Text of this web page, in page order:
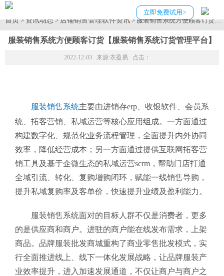
立即免费试用>
首页>资讯动态>店铺销售管理软件资讯> 服装销售系统方便顾客订货【
服装销售系统方便顾客订货【服装销售系统订货管理平台】
2022-12-03 来源:衣盈易 点击：
服装销售系统主要由进销存erp、收银软件、会员系
统、拓客营销、私域运营等核心应用组成。一方面通过
构建数字化、规范化业务流程管理，全面提升内外协同
效率，降低经营成本；另一方面通过提供互联网拓客营
销工具及基于企微生态的私域运营scrm，帮助门店打通
全域引流、转化、复购增购闭环，赋能一线销售导购，
提升私域复购率及客单价，快速提升业绩及盈利能力。
服装销售系统面对的目标人群不仅是消费者，更多
的是供应商和商户。进驻的商户能在线发布需求，上架
商品。品牌服装批发商城重构了商业零售批发模式，实
行全面推进线上、线下一体化发展战略，让品牌服装产
业效率提升，进入加速发展通道，不仅让商户与商户之